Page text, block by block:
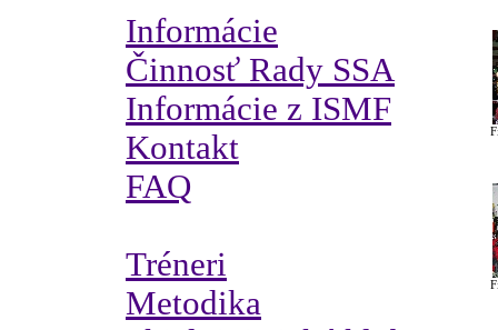
Informácie
Činnosť Rady SSA
Informácie z ISMF
Kontakt
FAQ
Tréneri
Metodika